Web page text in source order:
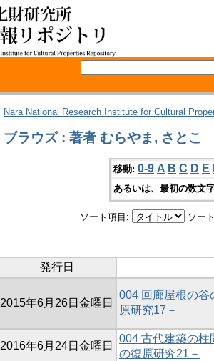
Nara National Research Institute for Cultural
ブラウズ : 著者 むらやま, さとこ
移動: 0-9 A B C D E
あるいは、最初の数文
ソート項目: ソー
発行日
2015年6月26日金曜日
004 回廊屋根の
原研究17－
2016年6月24日金曜日
004 古代建築の
の復原研究21－